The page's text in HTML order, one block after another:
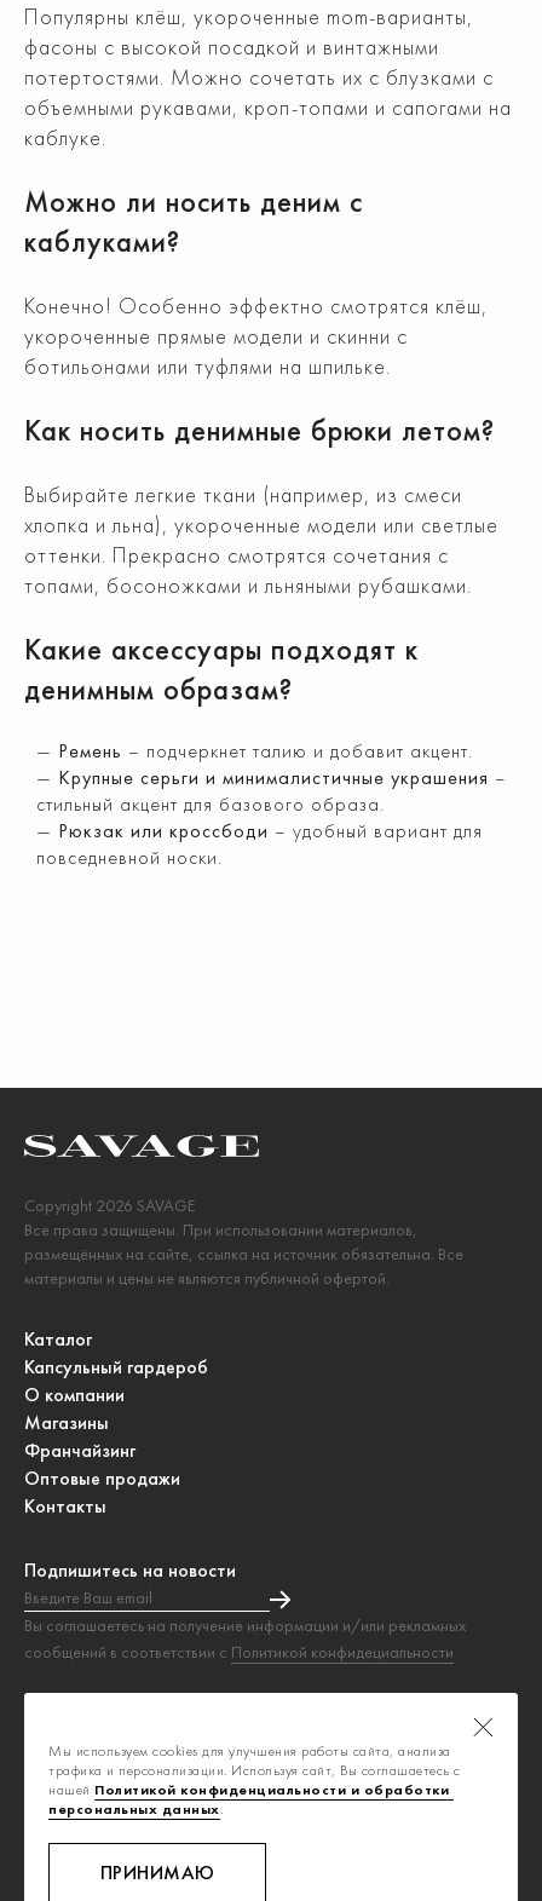
Популярны клёш, укороченные mom-варианты,
фасоны с высокой посадкой и винтажными
потертостями. Можно сочетать их с блузками с
объемными рукавами, кроп-топами и сапогами на
каблуке.
Можно ли носить деним с
каблуками?
Конечно! Особенно эффектно смотрятся клёш,
укороченные прямые модели и скинни с
ботильонами или туфлями на шпильке.
Как носить денимные брюки летом?
Выбирайте легкие ткани (например, из смеси
хлопка и льна), укороченные модели или светлые
оттенки. Прекрасно смотрятся сочетания с
топами, босоножками и льняными рубашками.
Какие аксессуары подходят к
денимным образам?
Ремень – подчеркнет талию и добавит акцент.
Крупные серьги и минималистичные украшения –
стильный акцент для базового образа.
Рюкзак или кроссбоди – удобный вариант для
повседневной носки.
Copyright 2026 SAVAGE
Все права защищены. При использовании материалов,
размещённых на сайте, ссылка на источник обязательна. Все
материалы и цены не являются публичной офертой.
Каталог
Капсульный гардероб
О компании
Магазины
Франчайзинг
Оптовые продажи
Контакты
Подпишитесь на новости
Введите Ваш email
Вы соглашаетесь на получение информации и/или рекламных
сообщений в соответствии с Политикой конфидециальности
Подписка на новости прошла успешно!
Политика конфиденциальности
Публичная оферта
8-800-700-0392
Ежедневно, с 8:00 до 20:00
Мы используем cookies для улучшения работы сайта, анализа
трафика и персонализации. Используя сайт, Вы соглашаетесь с
нашей Политикой конфиденциальности и обработки
персональных данных.
ПРИНИМАЮ